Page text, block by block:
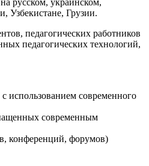
русском, украинском,
Узбекистане, Грузии.
педагогических работников
педагогических технологий,
использованием современного
современным
конференций, форумов)